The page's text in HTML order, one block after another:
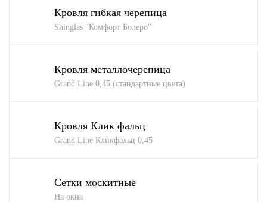
Кровля гибкая черепица
Shinglas "Комфорт Болеро"
Кровля металлочерепица
Grand Line 0,45 (стандартные цвета)
Кровля Клик фальц
Grand Line Кликфальц 0,45
Сетки москитные
На окна